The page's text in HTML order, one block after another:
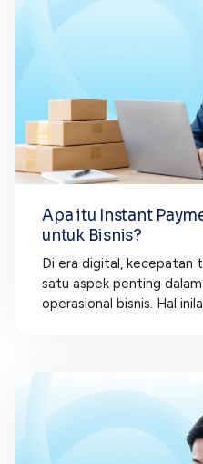
Apa itu Instant
untuk Bisnis?
Di era digital, kecepatan
satu aspek penting
operasional bisnis. Hal